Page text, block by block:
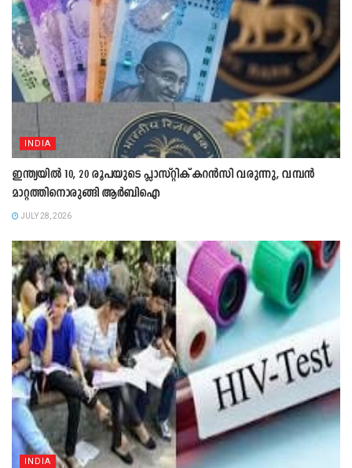
INDIA
ഇന്ത്യയിൽ 10, 20 രൂപയുടെ പ്ലാസ്റ്റിക് കറൻസി വരുന്നു, വമ്പൻ
മാറ്റത്തിനൊരുങ്ങി ആർബിഐ
JULY 28, 2026
INDIA